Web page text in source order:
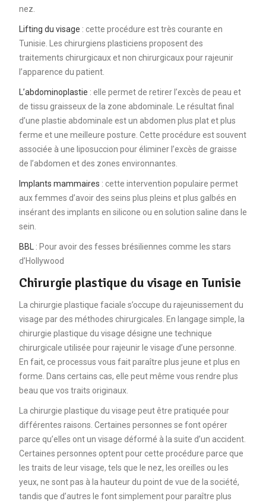
nez.
Lifting du visage : cette procédure est très courante en
Tunisie. Les chirurgiens plasticiens proposent des
traitements chirurgicaux et non chirurgicaux pour rajeunir
l’apparence du patient.
L’abdominoplastie : elle permet de retirer l’excès de peau et
de tissu graisseux de la zone abdominale. Le résultat final
d’une plastie abdominale est un abdomen plus plat et plus
ferme et une meilleure posture. Cette procédure est souvent
associée à une liposuccion pour éliminer l’excès de graisse
de l’abdomen et des zones environnantes.
Implants mammaires : cette intervention populaire permet
aux femmes d’avoir des seins plus pleins et plus galbés en
insérant des implants en silicone ou en solution saline dans le
sein.
BBL
: Pour avoir des fesses brésiliennes comme les stars
d’Hollywood
Chirurgie plastique du visage en Tunisie
La chirurgie plastique faciale s’occupe du rajeunissement du
visage par des méthodes chirurgicales. En langage simple, la
chirurgie plastique du visage désigne une technique
chirurgicale utilisée pour rajeunir le visage d’une personne.
En fait, ce processus vous fait paraître plus jeune et plus en
forme. Dans certains cas, elle peut même vous rendre plus
beau que vos traits originaux.
La chirurgie plastique du visage peut être pratiquée pour
différentes raisons. Certaines personnes se font opérer
parce qu’elles ont un visage déformé à la suite d’un accident.
Certaines personnes optent pour cette procédure parce que
les traits de leur visage, tels que le nez, les oreilles ou les
yeux, ne sont pas à la hauteur du point de vue de la société,
tandis que d’autres le font simplement pour paraître plus